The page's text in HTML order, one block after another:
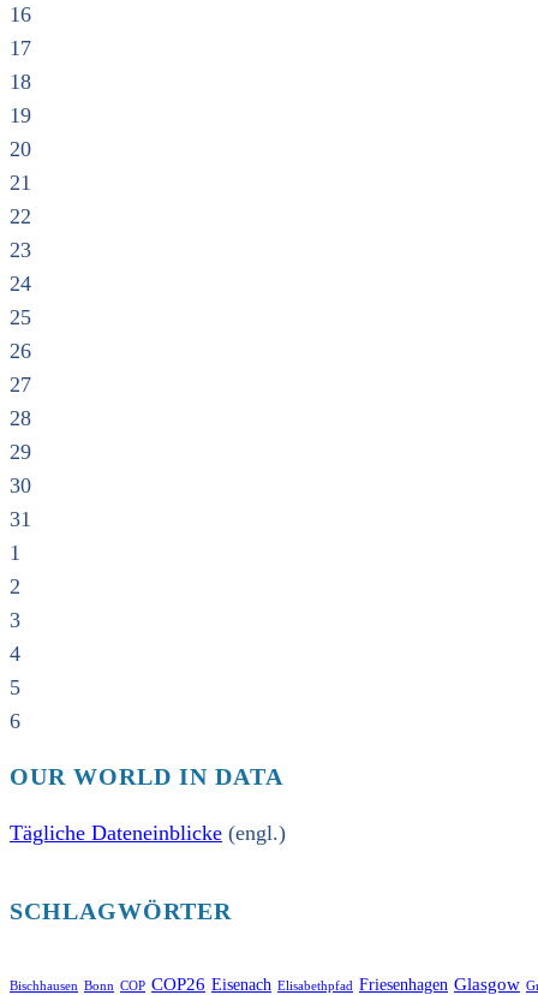
16
17
18
19
20
21
22
23
24
25
26
27
28
29
30
31
1
2
3
4
5
6
OUR WORLD IN DATA
Tägliche Dateneinblicke (engl.)
SCHLAGWÖRTER
Bischhausen Bonn COP COP26 Eisenach Elisabethpfad Friesenhagen Glasgow